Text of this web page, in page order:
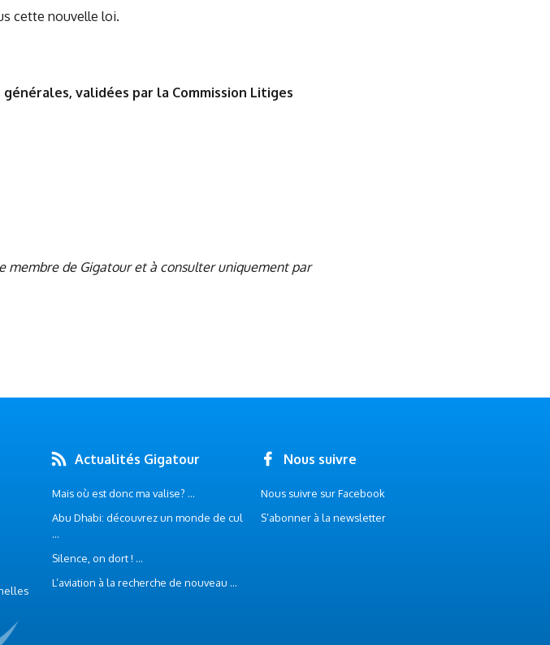
cette nouvelle loi.
validées par la Commission Litiges
membre de Gigatour et à consulter uniquement par
Actualités Gigatour
Mais où est donc ma valise? ...
Abu Dhabi: découvrez un monde de cul
...
Silence, on dort ! ...
L’aviation à la recherche de nouveau ...
Nous suivre
Nous suivre sur Facebook
S’abonner à la newsletter